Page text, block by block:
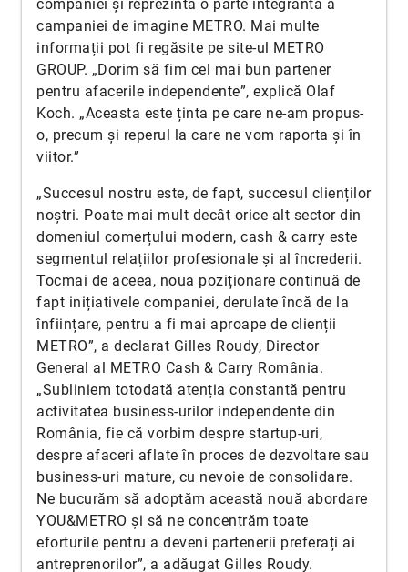
companiei și reprezintă o parte integrantă a
campaniei de imagine METRO. Mai multe
informații pot fi regăsite pe site-ul METRO
GROUP. „Dorim să fim cel mai bun partener
pentru afacerile independente”, explică Olaf
Koch. „Aceasta este ținta pe care ne-am propus-
o, precum și reperul la care ne vom raporta și în
viitor.”
„Succesul nostru este, de fapt, succesul clienților
noștri. Poate mai mult decât orice alt sector din
domeniul comerțului modern, cash & carry este
segmentul relațiilor profesionale și al încrederii.
Tocmai de aceea, noua poziționare continuă de
fapt inițiativele companiei, derulate încă de la
înființare, pentru a fi mai aproape de clienții
METRO”, a declarat Gilles Roudy, Director
General al METRO Cash & Carry România.
„Subliniem totodată atenția constantă pentru
activitatea business-urilor independente din
România, fie că vorbim despre startup-uri,
despre afaceri aflate în proces de dezvoltare sau
business-uri mature, cu nevoie de consolidare.
Ne bucurăm să adoptăm această nouă abordare
YOU&METRO și să ne concentrăm toate
eforturile pentru a deveni partenerii preferați ai
antreprenorilor”, a adăugat Gilles Roudy.